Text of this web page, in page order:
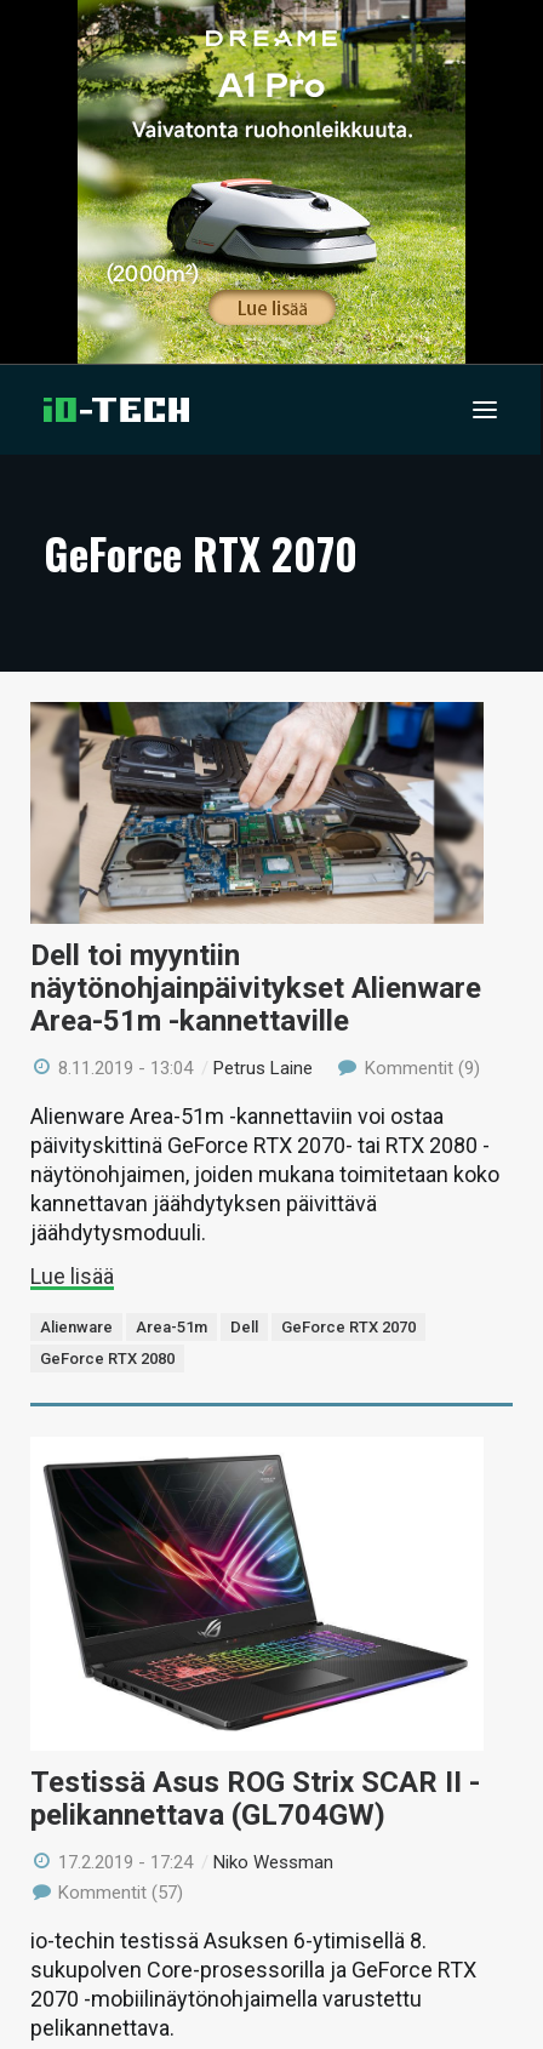
ARTIKKELIT
TECHBBS
TIETOA
HINTA.FI
KAUPPA
VAIHDA TEEMA
HAKU
GeForce RTX 2070
Dell toi myyntiin
näytönohjainpäivitykset Alienware
Area-51m -kannettaville
8.11.2019 - 13:04 /Petrus Laine Kommentit (9)
Alienware Area-51m -kannettaviin voi ostaa
päivityskittinä GeForce RTX 2070- tai RTX 2080 -
näytönohjaimen, joiden mukana toimitetaan koko
kannettavan jäähdytyksen päivittävä
jäähdytysmoduuli.
Lue lisää
Alienware Area-51m Dell
GeForce RTX 2070
GeForce RTX 2080
Testissä Asus ROG Strix SCAR II -
pelikannettava (GL704GW)
17.2.2019 - 17:24 /Niko Wessman
Kommentit (57)
io-techin testissä Asuksen 6-ytimisellä 8.
sukupolven Core-prosessorilla ja GeForce RTX
2070 -mobiilinäytönohjaimella varustettu
pelikannettava.